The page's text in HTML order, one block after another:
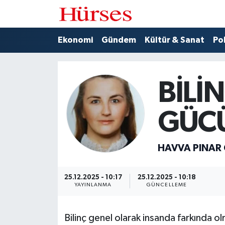
Ekonomi Gündem Kültür & Sanat
HAVVA PINAR
25.12.2025 - 10:17
YAYINLANMA
25.12.2025 - 10:18
GÜNCELLEME
Bilinç genel olarak insanda farkında
Ekonomi
Kültür & Sanat
Hava Durumu
Süper Lig Puan Durumu ve Fikstür
Tüm Manşetler
Son Dakika Haberleri